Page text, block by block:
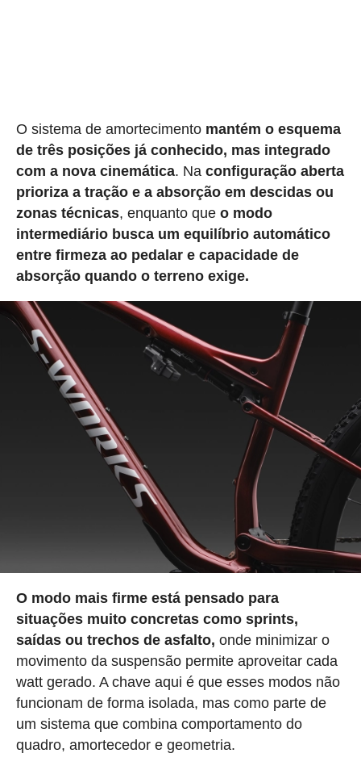
O sistema de amortecimento mantém o esquema
de três posições já conhecido, mas integrado
com a nova cinemática. Na configuração aberta
prioriza a tração e a absorção em descidas ou
zonas técnicas, enquanto que o modo
intermediário busca um equilíbrio automático
entre firmeza ao pedalar e capacidade de
absorção quando o terreno exige.
O modo mais firme está pensado para
situações muito concretas como sprints,
saídas ou trechos de asfalto, onde minimizar o
movimento da suspensão permite aproveitar cada
watt gerado. A chave aqui é que esses modos não
funcionam de forma isolada, mas como parte de
um sistema que combina comportamento do
quadro, amortecedor e geometria.